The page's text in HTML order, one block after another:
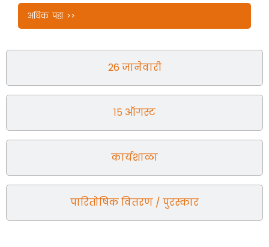
26 जानेवारी
१५ ऑगस्ट
कार्यशाळा
पारितोषिक वितरण / पुरस्कार
अधिक पहा >>